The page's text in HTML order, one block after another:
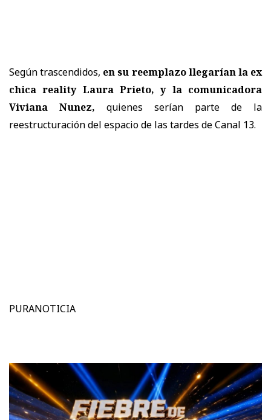
Según trascendidos, en su reemplazo llegarían la ex
chica reality Laura Prieto, y la comunicadora
Viviana Nunez, quienes serían parte de la
reestructuración del espacio de las tardes de Canal 13.
PURANOTICIA